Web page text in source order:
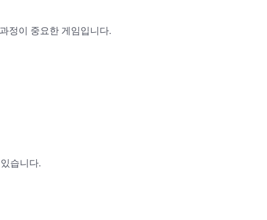
정이 중요한 게임입니다.
습니다.